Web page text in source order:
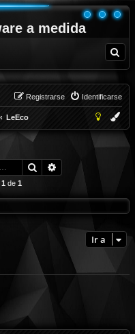
a medida
u
Identificarse
Registrarse
LeEco
Buscar
1 de 1
Ir a